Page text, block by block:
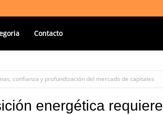
Contacto
confianza y profundización del mercado de capitales
energética requiere